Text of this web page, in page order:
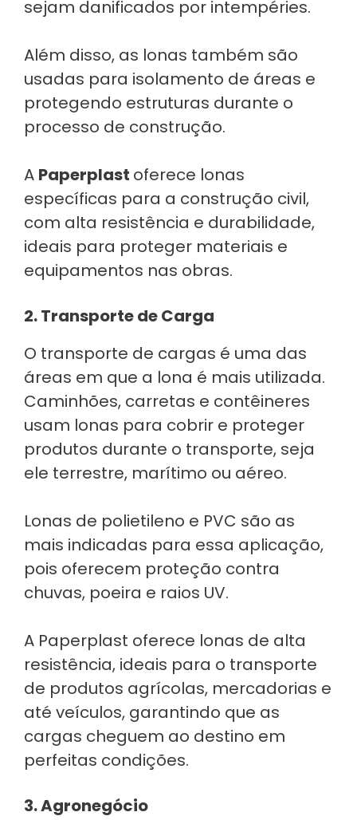
sejam danificados por intempéries.
Além disso, as lonas também são
usadas para isolamento de áreas e
protegendo estruturas durante o
processo de construção.
A Paperplast oferece lonas
específicas para a construção civil,
com alta resistência e durabilidade,
ideais para proteger materiais e
equipamentos nas obras.
2. Transporte de Carga
O transporte de cargas é uma das
áreas em que a lona é mais utilizada.
Caminhões, carretas e contêineres
usam lonas para cobrir e proteger
produtos durante o transporte, seja
ele terrestre, marítimo ou aéreo.
Lonas de polietileno e PVC são as
mais indicadas para essa aplicação,
pois oferecem proteção contra
chuvas, poeira e raios UV.
A Paperplast oferece lonas de alta
resistência, ideais para o transporte
de produtos agrícolas, mercadorias e
até veículos, garantindo que as
cargas cheguem ao destino em
perfeitas condições.
3. Agronegócio